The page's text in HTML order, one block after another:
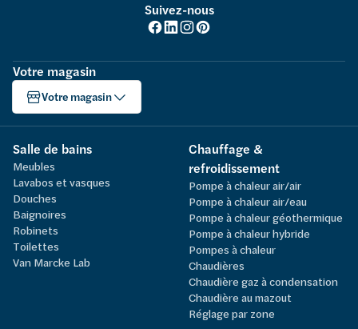
Suivez-nous
Votre magasin
Votre magasin
Salle de bains
Meubles
Lavabos et vasques
Douches
Baignoires
Robinets
Toilettes
Van Marcke Lab
Chauffage &
refroidissement
Pompe à chaleur air/air
Pompe à chaleur air/eau
Pompe à chaleur géothermique
Pompe à chaleur hybride
Pompes à chaleur
Chaudières
Chaudière gaz à condensation
Chaudière au mazout
Réglage par zone